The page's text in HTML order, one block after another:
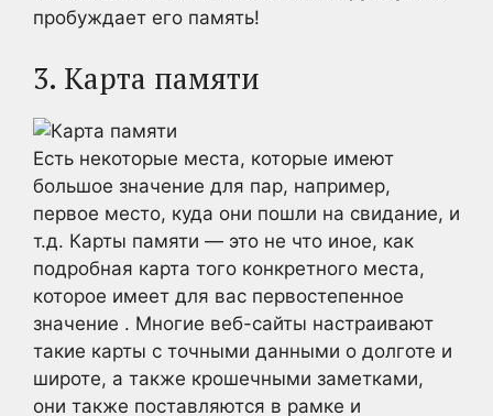
пробуждает его память!
3. Карта памяти
Есть некоторые места, которые имеют
большое значение для пар, например,
первое место, куда они пошли на свидание, и
т.д. Карты памяти — это не что иное, как
подробная карта того конкретного места,
которое имеет для вас первостепенное
значение . Многие веб-сайты настраивают
такие карты с точными данными о долготе и
широте, а также крошечными заметками,
они также поставляются в рамке и